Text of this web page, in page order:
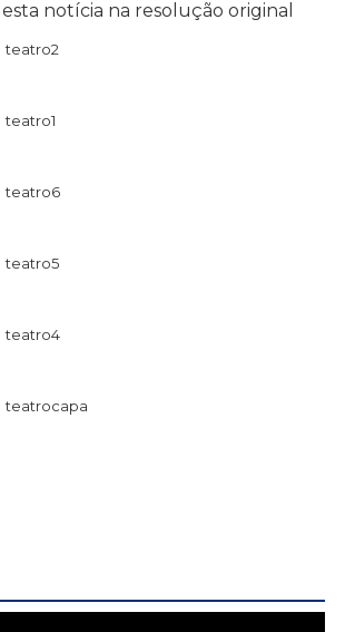
notícia na resolução original
teatro2
teatro1
teatro6
teatro5
teatro4
teatrocapa